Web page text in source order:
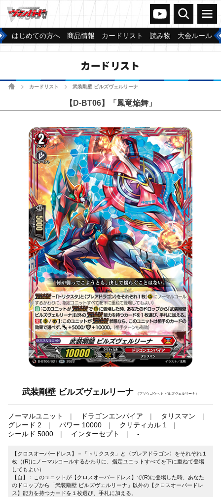
ヴァンガードch
検索 メニュー
はじめての方へ 商品情報 カードリスト 読み物 大会ルール
カードリスト
ホームカードリスト 武装剛壁 ビルズヴェルリーナ
【D-BT06】「鳳竜焔舞」
武装剛壁 ビルズヴェルリーナ （ブソウゴウヘキ ビルズヴェルリーナ）
ノーマルユニット ドラゴンエンパイア
タリスマン
グレード 2
パワー 10000
クリティカル 1
シールド 5000
インターセプト -
【クロスオーバードレス】－「トリクスタ」と〈プレアドラゴン〉をそれぞれ１
枚（(R)にノーマルコールするかわりに、指定ユニットすべてを下に重ねて登場
してもよい）
【自】：このユニットが【クロスオーバードレス】で(R)に登場した時、あなた
のドロップから「武装剛壁 ビルズヴェルリーナ」以外の【クロスオーバードレ
ス】能力を持つカードを１枚選び、手札に加える。